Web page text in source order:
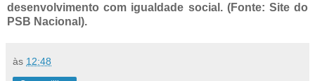
desenvolvimento com igualdade social. (Fonte: Site do
PSB Nacional).
às 12:48